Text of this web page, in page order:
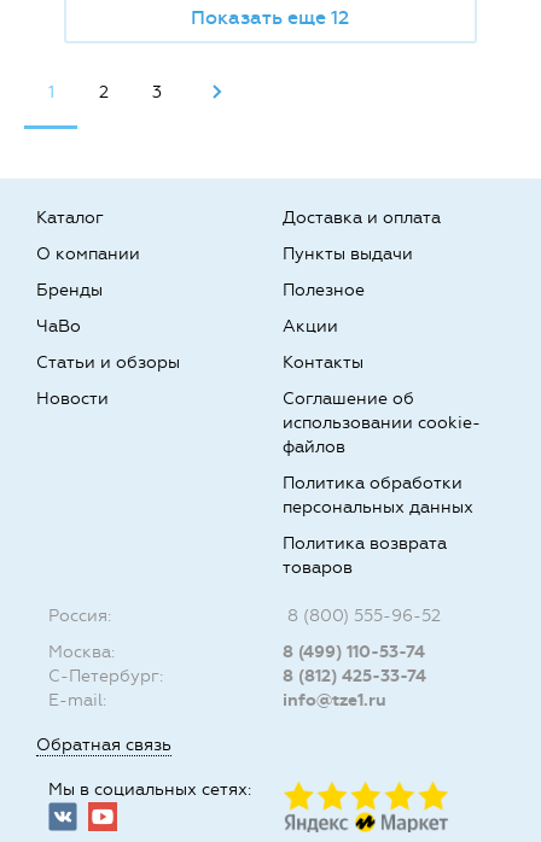
Показать еще 12
1 2 3
Каталог
О компании
Бренды
Доставка и оплата
Пункты выдачи
Полезное
ЧаВо
Статьи и обзоры
Новости
Акции
Контакты
Соглашение об
использовании cookie-
файлов
Политика обработки
персональных данных
Политика возврата
товаров
Россия:
8 (800) 555-96-52
Москва:
8 (499) 110-53-74
С-Петербург:
8 (812) 425-33-74
E-mail:
info@tze1.ru
Обратная связь
Мы в социальных сетях: